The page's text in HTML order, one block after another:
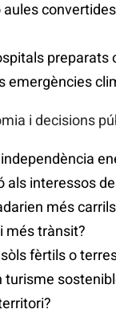
preparats
emergències
i decisions
als interessos
més
més trànsit?
fèrtils o
turisme